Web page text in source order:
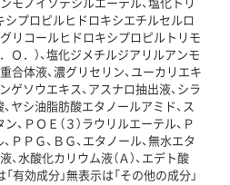
シプロピルヒドロキシエチルセルロ
リコールヒドロキシプロピルトリモ
Ｏ．）、塩化ジメチルジアリルアンモ
合体液、濃グリセリン、ユーカリエキ
ゲソウエキス、アスナロ抽出液、シラ
ヤシ油脂肪酸エタノールアミド、ス
、ＰＯＥ（３）ラウリルエーテル、Ｐ
ＰＰＧ、ＢＧ、エタノール、無水エタ
水酸化カリウム液（Ａ）、エデト酸
有効成分」無表示は「その他の成分」